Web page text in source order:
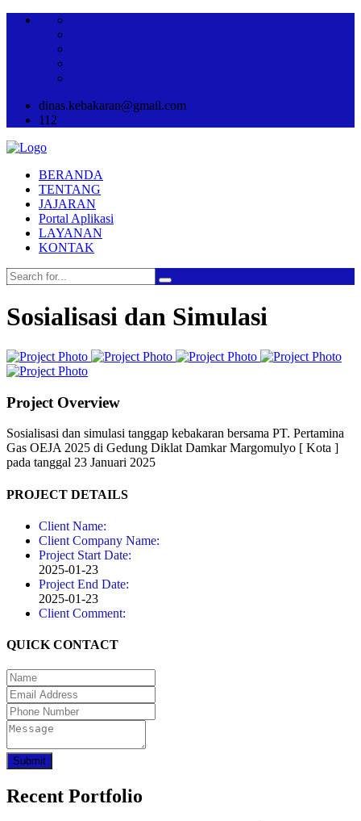
dinas.kebakaran@gmail.com
112
BERANDA
TENTANG
JAJARAN
Portal Aplikasi
LAYANAN
KONTAK
Sosialisasi dan Simulasi
Project Overview
Sosialisasi dan simulasi tanggap kebakaran bersama PT. Pertamina
Gas OEJA 2025 di Gedung Diklat Damkar Margomulyo [ Kota ]
pada tanggal 23 Januari 2025
PROJECT DETAILS
Client Name:
Client Company Name:
Project Start Date:
2025-01-23
Project End Date:
2025-01-23
Client Comment:
QUICK CONTACT
Submit
Recent Portfolio